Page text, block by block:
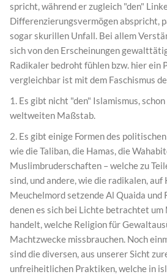
spricht, während er zugleich "den"
Differenzierungsvermögen abspricht,
sogar skurillen Unfall. Bei allem
sich von den Erscheinungen
Radikaler bedroht fühlen bzw. hier ein
vergleichbar ist mit dem Faschismus
1. Es gibt nicht "den" Islamismus,
weltweiten Maßstab.
2. Es gibt einige Formen des
wie die Taliban, die Hamas, die
Muslimbruderschaften – welche zu
sind, und andere, wie die radikalen,
Meuchelmord setzende Al Quaida und
denen es sich bei Lichte betrachtet
handelt, welche Religion für
Machtzwecke missbrauchen. Noch
sind die diversen, aus unserer Sicht
unfreiheitlichen Praktiken, welche in